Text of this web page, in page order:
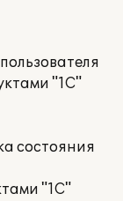
"1С"
состояния
"1С"